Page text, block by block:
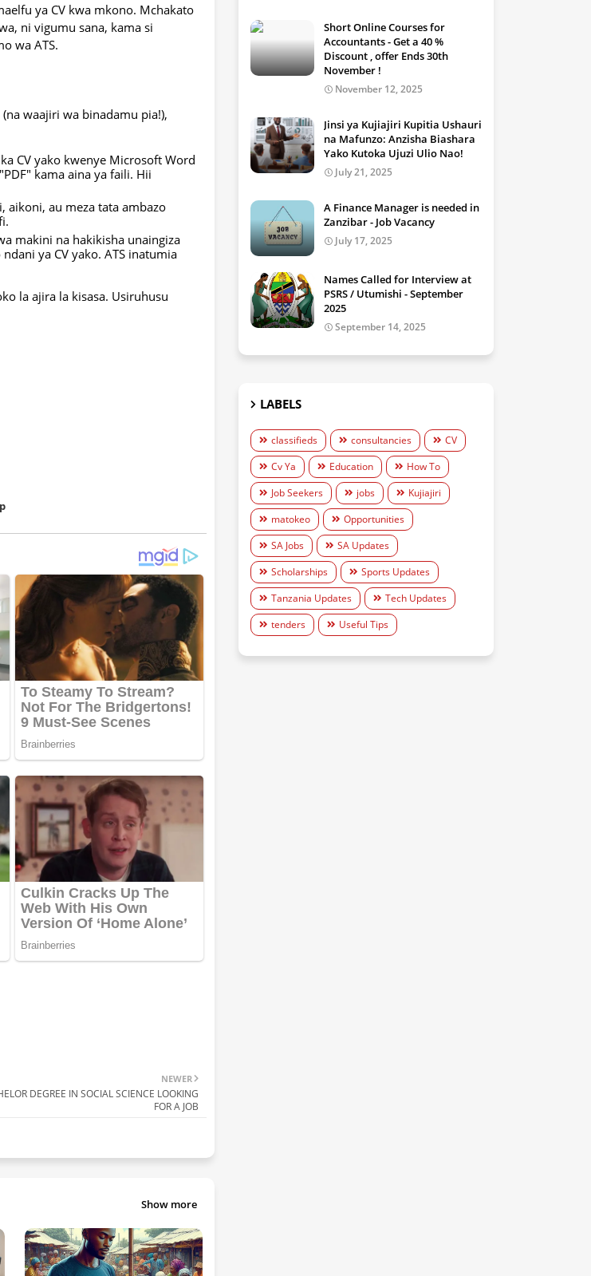
ya CV kwa mkono. Mchakato
ni vigumu sana, kama si
wa ATS.
waajiri wa binadamu pia!),
CV yako kwenye Microsoft Word
kama aina ya faili. Hii
aikoni, au meza tata ambazo
makini na hakikisha unaingiza
ya CV yako. ATS inatumia
la ajira la kisasa. Usiruhusu
NEWER
DEGREE IN SOCIAL SCIENCE LOOKING
FOR A JOB
Show more
Short Online Courses for
Accountants - Get a 40 %
Discount , offer Ends 30th
November !
November 12, 2025
Jinsi ya Kujiajiri Kupitia Ushauri
na Mafunzo: Anzisha Biashara
Yako Kutoka Ujuzi Ulio Nao!
July 21, 2025
A Finance Manager is needed in
Zanzibar - Job Vacancy
July 17, 2025
Names Called for Interview at
PSRS / Utumishi - September
2025
September 14, 2025
LABELS
classifieds consultancies
CV
Cv Ya
Education
How To
Job Seekers
jobs
Kujiajiri
matokeo
Opportunities
SA Jobs
SA Updates
Scholarships
Sports Updates
Tanzania Updates
Tech Updates
tenders
Useful Tips